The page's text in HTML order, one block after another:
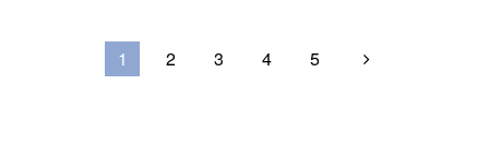
1 2 3 4 5